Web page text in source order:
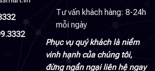
Tư vấn khách hàng: 8-24h
mỗi ngày
Phục vụ quý khách là niềm
vinh hạnh của chúng tôi,
đừng ngần ngại liên hệ ngay